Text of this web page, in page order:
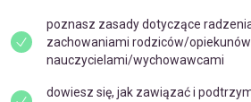
poznasz zasady dotyczące
zachowaniami rodziców/
nauczycielami/wychowawcami
dowiesz się, jak zawiązać i